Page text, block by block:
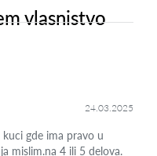
vlasnistvo
24.03.2025
gde ima pravo u
mislim.na 4 ili 5 delova.